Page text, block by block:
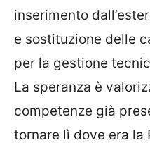
inserimento
e sostituzione delle
per la gestione
La speranza è
competenze già
tornare lì dove era la